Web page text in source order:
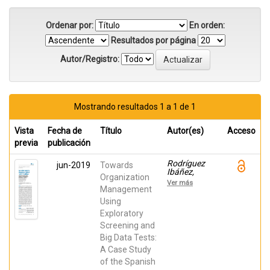
Ordenar por:
En orden:
Resultados por página
Autor/Registro:
Mostrando resultados 1 a 1 de 1
Vista
previa
Fecha de
publicación
Título Autor(es) Acceso
jun-2019
Towards
Organization
Management
Using
Exploratory
Screening and
Big Data Tests:
A Case Study
of the Spanish
Rodríguez
Ibáñez,
Margarita;
Muñoz-
Ver más